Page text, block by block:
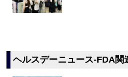
ヘルスデーニュース‐FDA関